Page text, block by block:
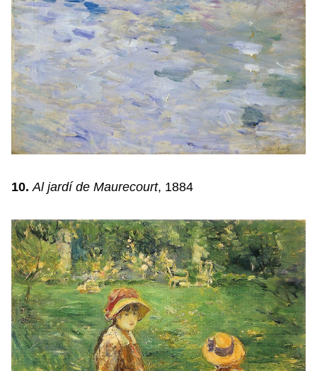
10. Al jardí de Maurecourt, 1884